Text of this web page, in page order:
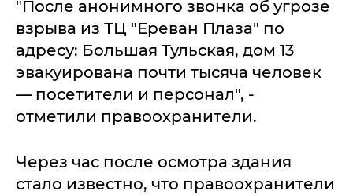
"После анонимного звонка об угрозе
взрыва из ТЦ "Ереван Плаза" по
адресу: Большая Тульская, дом 13
эвакуирована почти тысяча человек
— посетители и персонал", -
отметили правоохранители.
Через час после осмотра здания
стало известно, что правоохранители